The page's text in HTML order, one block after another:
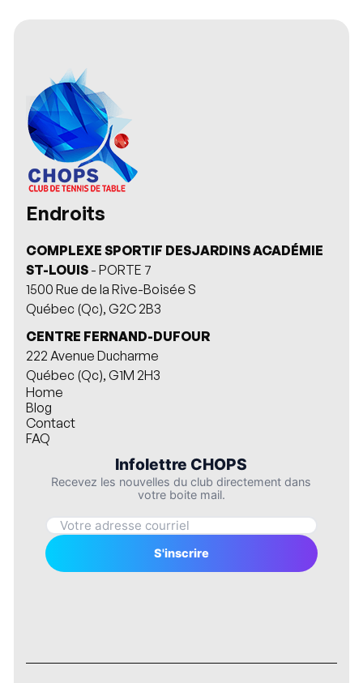
Endroits
COMPLEXE SPORTIF DESJARDINS ACADÉMIE
ST-LOUIS - PORTE 7
1500 Rue de la Rive-Boisée S
Québec (Qc), G2C 2B3
CENTRE FERNAND-DUFOUR
222 Avenue Ducharme
Québec (Qc), G1M 2H3
Home
Blog
Contact
FAQ